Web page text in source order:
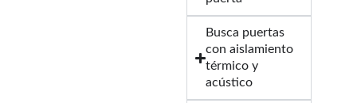
Busca puertas
con aislamiento
térmico y
acústico